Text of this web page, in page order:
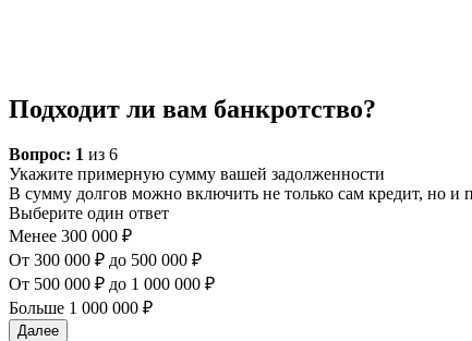
Подходит ли вам банкротство?
Вопрос: 1 из 6
Укажите примерную сумму вашей задолженности
В сумму долгов можно включить не только сам кредит,
Выберите один ответ
Менее 300 000 ₽
От 300 000 ₽ до 500 000 ₽
От 500 000 ₽ до 1 000 000 ₽
Больше 1 000 000 ₽
Далее